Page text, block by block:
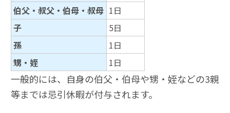
伯父・叔父・伯母・叔母 1日
子
5日
孫
1日
甥・姪
1日
一般的には、自身の伯父・伯母や甥・姪などの3親
等までは忌引休暇が付与されます。